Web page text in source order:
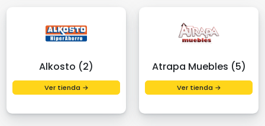
Alkosto (2)
Ver tienda →
Atrapa Muebles (5)
Ver tienda →